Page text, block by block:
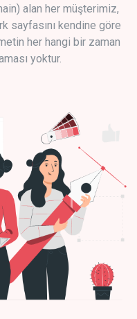
alan her müşterimiz,
sayfasını kendine göre
her hangi bir zaman
yoktur.